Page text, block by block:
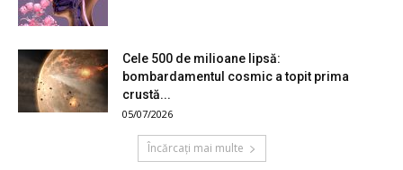
Cele 500 de milioane lipsă:
bombardamentul cosmic a topit prima
crustă...
05/07/2026
Încărcați mai multe